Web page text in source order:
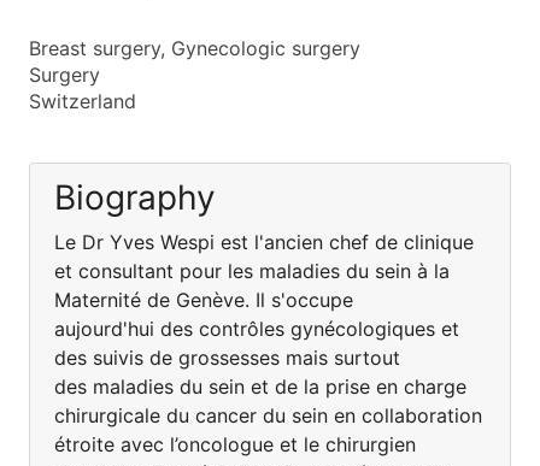
Breast surgery, Gynecologic surgery
Surgery
Switzerland
Biography
Le Dr Yves Wespi est l'ancien chef de clinique
et consultant pour les maladies du sein à la
Maternité de Genève. Il s'occupe
aujourd'hui des contrôles gynécologiques et
des suivis de grossesses mais surtout
des maladies du sein et de la prise en charge
chirurgicale du cancer du sein en collaboration
étroite avec l’oncologue et le chirurgien